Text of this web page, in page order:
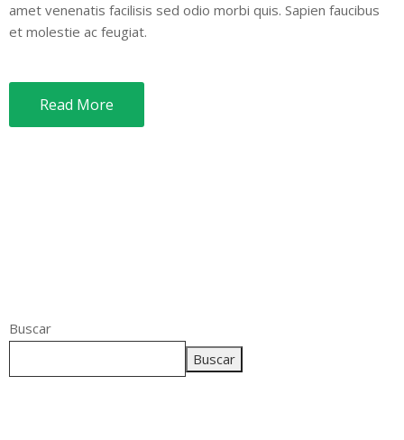
amet venenatis facilisis sed odio morbi quis. Sapien faucibus
et molestie ac feugiat.
Read More
Buscar
Buscar